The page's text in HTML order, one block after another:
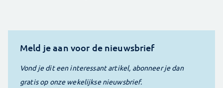
Meld je aan voor de nieuwsbrief
Vond je dit een interessant artikel, abonneer je dan
gratis op onze wekelijkse nieuwsbrief.